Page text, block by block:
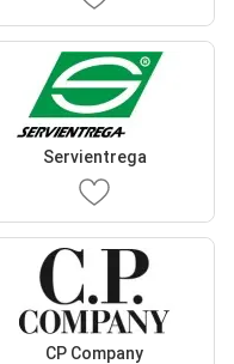
Servientrega
CP Company